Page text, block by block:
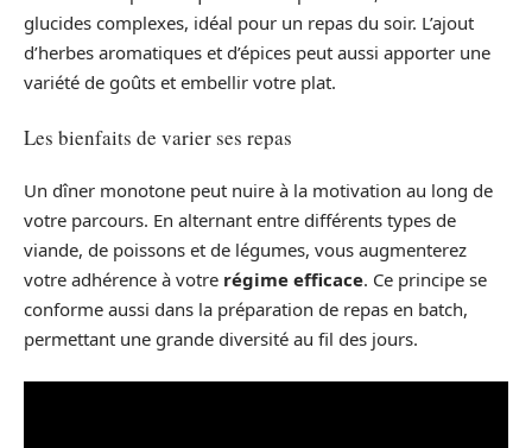
glucides complexes, idéal pour un repas du soir. L’ajout
d’herbes aromatiques et d’épices peut aussi apporter une
variété de goûts et embellir votre plat.
Les bienfaits de varier ses repas
Un dîner monotone peut nuire à la motivation au long de
votre parcours. En alternant entre différents types de
viande, de poissons et de légumes, vous augmenterez
votre adhérence à votre régime efficace. Ce principe se
conforme aussi dans la préparation de repas en batch,
permettant une grande diversité au fil des jours.